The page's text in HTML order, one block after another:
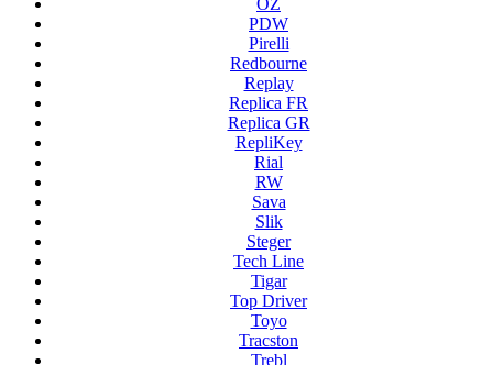
PDW
Pirelli
Redbourne
Replay
Replica FR
Replica GR
RepliKey
Rial
RW
Sava
Slik
Steger
Tech Line
Tigar
Top Driver
Toyo
Tracston
Trebl